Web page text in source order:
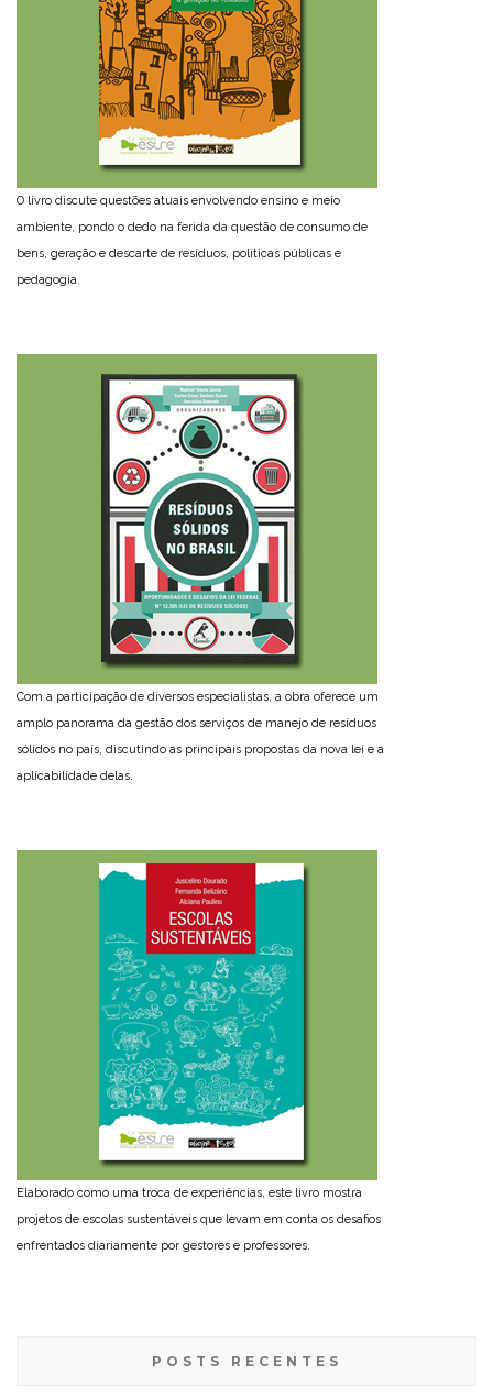
O livro discute questões atuais envolvendo ensino e meio
ambiente, pondo o dedo na ferida da questão de consumo de
bens, geração e descarte de resíduos, políticas públicas e
pedagogia.
Com a participação de diversos especialistas, a obra oferece um
amplo panorama da gestão dos serviços de manejo de resíduos
sólidos no país, discutindo as principais propostas da nova lei e a
aplicabilidade delas.
Elaborado como uma troca de experiências, este livro mostra
projetos de escolas sustentáveis que levam em conta os desafios
enfrentados diariamente por gestores e professores.
POSTS RECENTES